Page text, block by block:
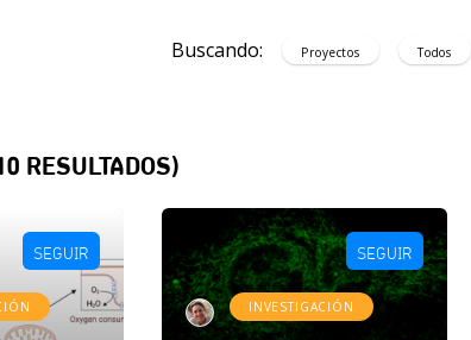
Buscando: Proyectos Todos
RESULTADOS)
SEGUIR SEGUIR
INVESTIGACIÓN